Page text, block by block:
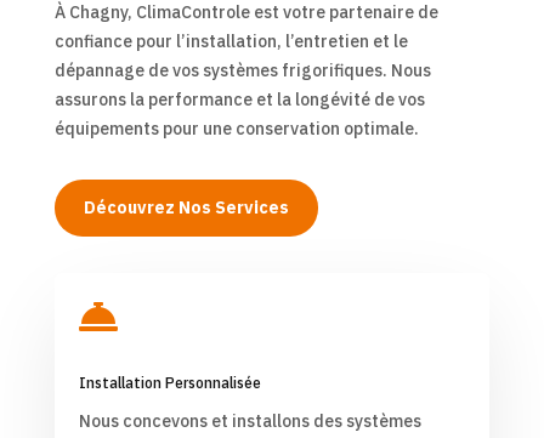
À Chagny, ClimaControle est votre partenaire de
confiance pour l’installation, l’entretien et le
dépannage de vos systèmes frigorifiques. Nous
assurons la performance et la longévité de vos
équipements pour une conservation optimale.
Découvrez Nos Services

Installation Personnalisée
Nous concevons et installons des systèmes